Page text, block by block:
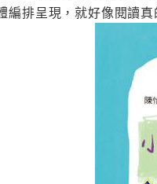
排呈現，就好像閱讀